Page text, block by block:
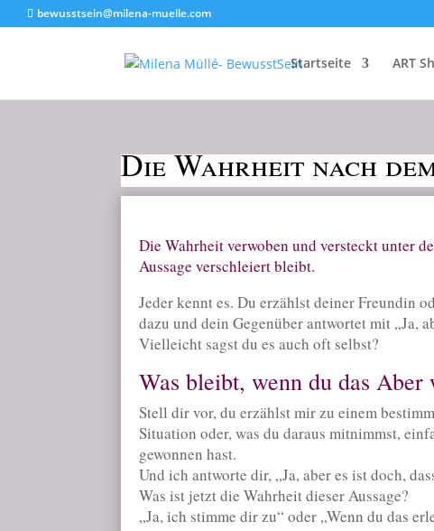
bewusstsein@milena-muelle.com
Startseite ART
Die Wahrheit nach
Die Wahrheit verwoben und versteckt unter
Aussage verschleiert bleibt.
Jeder kennt es. Du erzählst deiner Freundin
dazu und dein Gegenüber antwortet mit „Ja,
Vielleicht sagst du es auch oft selbst?
Was bleibt, wenn du das Aber
Stell dir vor, du erzählst mir zu einem
Situation oder, was du daraus mitnimmst,
gewonnen hast.
Und ich antworte dir, „Ja, aber es ist doch,
Was ist jetzt die Wahrheit dieser Aussage?
„Ja, ich stimme dir zu“ oder „Wenn du das